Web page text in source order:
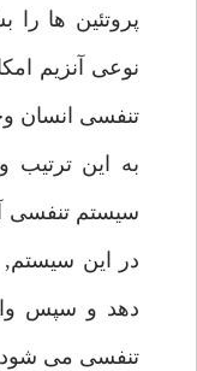
پروتئين ها را
نوعى آنزيم
تنفسى انسان
به اين ترتيب
سيستم تنفسى
در اين
دهد و سپس
تنفسى مى